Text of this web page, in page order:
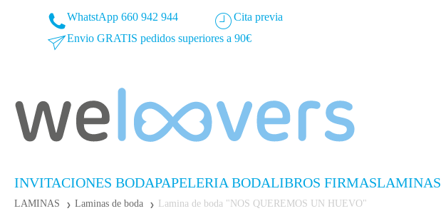
WhatstApp 660 942 944
Cita previa
Envio GRATIS pedidos superiores a 90€
INVITACIONES BODAPAPELERIA BODALIBROS FIRMASLAMINAS
LAMINAS Laminas de boda Lamina de boda "NOS QUEREMOS UN HUEVO"